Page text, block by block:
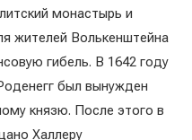
монастырь и
жителей Волькенштейна
гибель. В 1642 году
был вынужден
князю. После этого в
Халлеру